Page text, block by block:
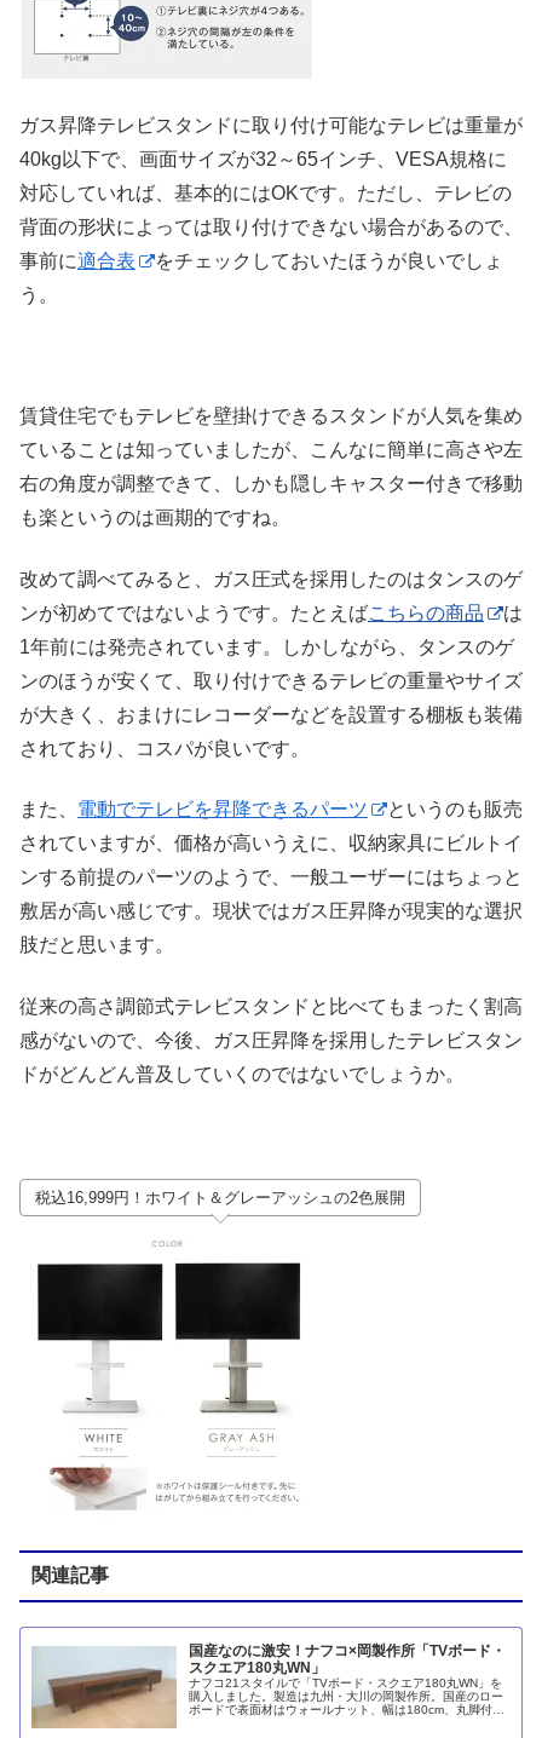
ガス昇降テレビスタンドに取り付け可能なテレビは重量が
40kg以下で、画面サイズが32～65インチ、VESA規格に
対応していれば、基本的にはOKです。ただし、テレビの
背面の形状によっては取り付けできない場合があるので、
事前に適合表
をチェックしておいたほうが良いでしょ
う。
賃貸住宅でもテレビを壁掛けできるスタンドが人気を集め
ていることは知っていましたが、こんなに簡単に高さや左
右の角度が調整できて、しかも隠しキャスター付きで移動
も楽というのは画期的ですね。
改めて調べてみると、ガス圧式を採用したのはタンスのゲ
ンが初めてではないようです。たとえばこちらの商品
は
1年前には発売されています。しかしながら、タンスのゲ
ンのほうが安くて、取り付けできるテレビの重量やサイズ
が大きく、おまけにレコーダーなどを設置する棚板も装備
されており、コスパが良いです。
また、 電動でテレビを昇降できるパーツ
というのも販売
されていますが、価格が高いうえに、収納家具にビルトイ
ンする前提のパーツのようで、一般ユーザーにはちょっと
敷居が高い感じです。現状ではガス圧昇降が現実的な選択
肢だと思います。
従来の高さ調節式テレビスタンドと比べてもまったく割高
感がないので、今後、ガス圧昇降を採用したテレビスタン
ドがどんどん普及していくのではないでしょうか。
税込16,999円！ホワイト＆グレーアッシュの2色展開
関連記事
国産なのに激安！ナフコ×岡製作所「TVボード・
スクエア180丸WN」
ナフコ21スタイルで「TVボード・スクエア180丸WN」を
購入しました。製造は九州・大川の岡製作所。国産のロー
ボードで表面材はウォールナット、幅は180cm、丸脚付き